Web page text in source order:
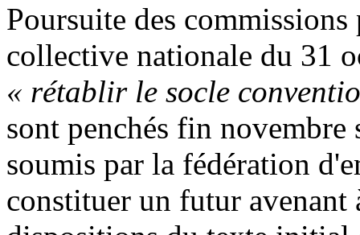
Poursuite des
collective nationale du 31
« rétablir le socle
sont penchés fin
soumis par la fédération
constituer un futur